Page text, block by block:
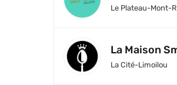
Le Plateau-Mont-
La Maison
La Cité-Limoilou